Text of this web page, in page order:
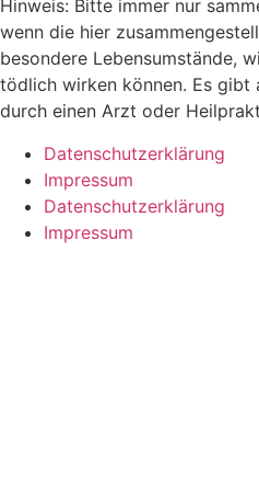
Hinweis: Bitte immer nur
wenn die hier
besondere Lebensumstände,
tödlich wirken können. Es gibt
durch einen Arzt oder
Datenschutzerklärung
Impressum
Datenschutzerklärung
Impressum